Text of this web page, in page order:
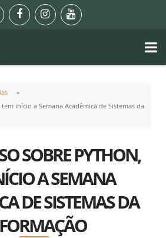
início a Semana Acadêmica de Sistemas da
SOBRE PYTHON,
A SEMANA
DE SISTEMAS DA